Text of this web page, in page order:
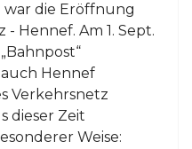
die Eröffnung
Hennef. Am 1. Sept.
Hennef
Verkehrsnetz
dieser Zeit
Weise: